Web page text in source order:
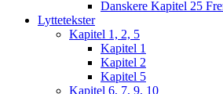
Danskere Kapitel 25
Lyttetekster
Kapitel 1, 2, 5
Kapitel 1
Kapitel 2
Kapitel 5
Kapitel 6, 7, 9, 10